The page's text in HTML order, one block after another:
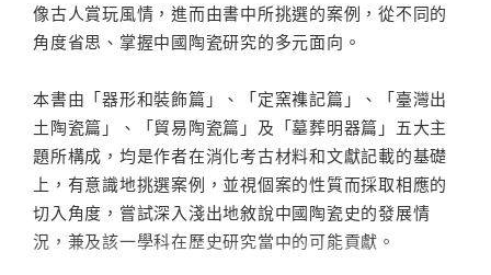
像古人賞玩風情，進而由書中所挑選的案例，從不同的
角度省思、掌握中國陶瓷研究的多元面向。
本書由「器形和裝飾篇」、「定窯襍記篇」、「臺灣出
土陶瓷篇」、「貿易陶瓷篇」及「墓葬明器篇」五大主
題所構成，均是作者在消化考古材料和文獻記載的基礎
上，有意識地挑選案例，並視個案的性質而採取相應的
切入角度，嘗試深入淺出地敘說中國陶瓷史的發展情
況，兼及該一學科在歷史研究當中的可能貢獻。